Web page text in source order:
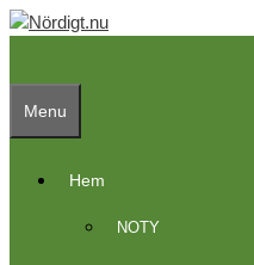
Skip
Menu
Hem
NOTY